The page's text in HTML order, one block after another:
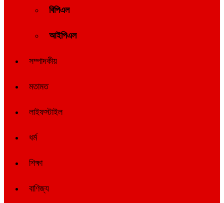
বিপিএল
আইপিএল
সম্পাদকীয়
মতামত
লাইফস্টাইল
ধর্ম
শিক্ষা
বাণিজ্য